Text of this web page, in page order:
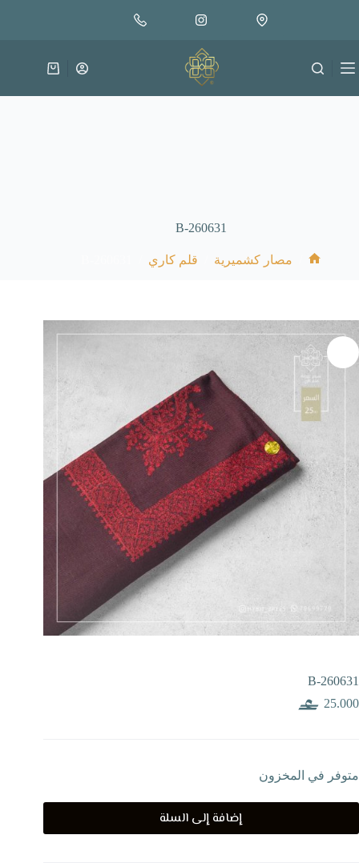
متوفر في المخزون
إضافة إلى السلة
عربة
B-260631
مصار كشميرية قلم كاري
B-260631
25.000
متوفر في المخزون
إضافة إلى السلة